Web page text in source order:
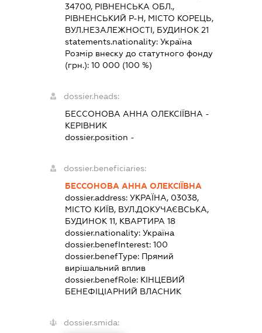
34700, РІВНЕНСЬКА ОБЛ.,
РІВНЕНСЬКИЙ Р-Н, МІСТО КОРЕЦЬ,
ВУЛ.НЕЗАЛЕЖНОСТІ, БУДИНОК 21
statements.nationality: Україна
Розмір внеску до статутного фонду
(грн.): 10 000 (100 %)
dossier.heads:
БЕССОНОВА АННА ОЛЕКСІЇВНА -
КЕРІВНИК
dossier.position -
dossier.beneficiaries:
БЕССОНОВА АННА ОЛЕКСІЇВНА
dossier.address: УКРАЇНА, 03038,
МІСТО КИЇВ, ВУЛ.ДОКУЧАЄВСЬКА,
БУДИНОК 11, КВАРТИРА 18
dossier.nationality: Україна
dossier.benefInterest: 100
dossier.benefType: Прямий
вирішальний вплив
dossier.benefRole: КІНЦЕВИЙ
БЕНЕФІЦІАРНИЙ ВЛАСНИК
dossier.smida: